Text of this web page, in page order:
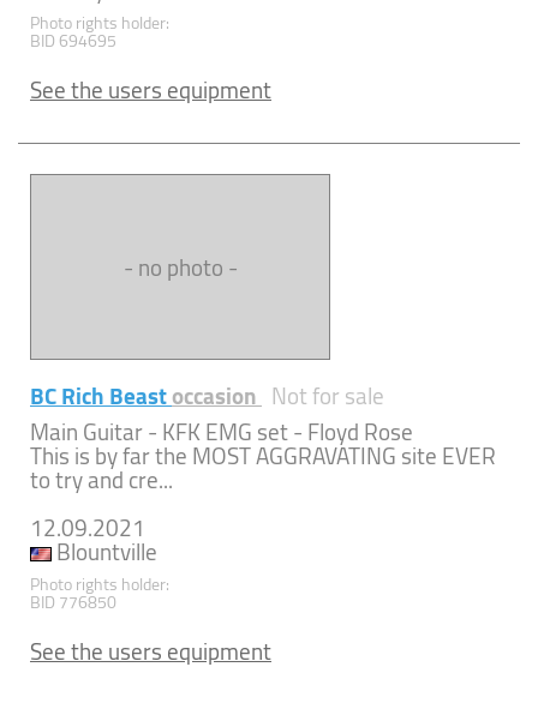
Photo rights holder:
BID 694695
See the users equipment
- no photo -
BC Rich Beastoccasion Not for sale
Main Guitar - KFK EMG set - Floyd Rose
This is by far the MOST AGGRAVATING site EVER
to try and cre...
12.09.2021
Blountville
Photo rights holder:
BID 776850
See the users equipment